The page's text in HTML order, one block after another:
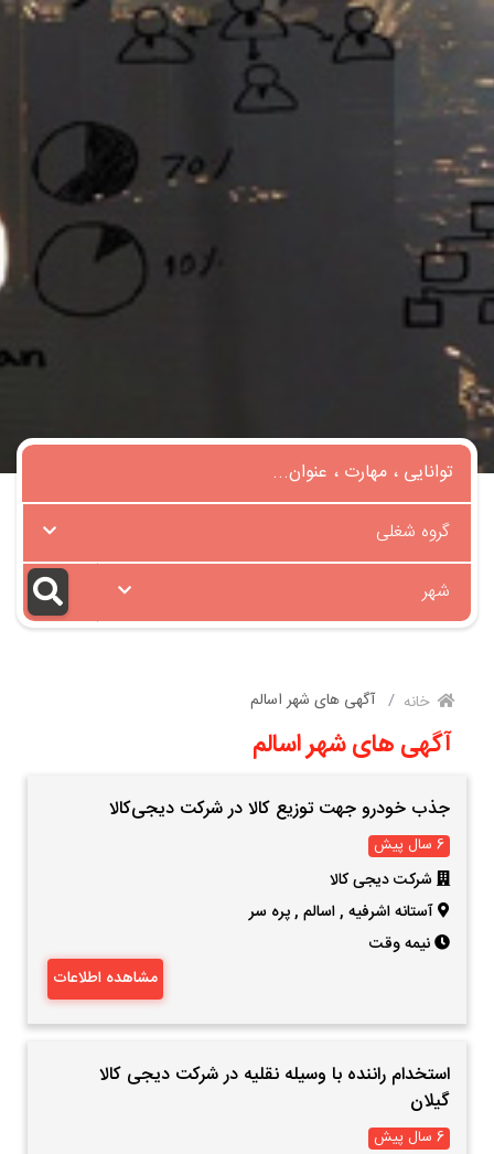
گروه شغلی
شهر
خانه آگهی های شهر اسالم
آگهی های شهر اسالم
جذب خودرو جهت توزیع کالا در شرکت دیجی‌کالا
6 سال پیش
شرکت دیجی کالا
آستانه اشرفیه ,اسالم ,پره سر
نیمه وقت
مشاهده اطلاعات
استخدام راننده با وسیله نقلیه در شرکت دیجی کالا
گیلان
6 سال پیش